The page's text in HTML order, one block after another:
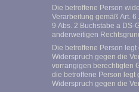
Die betroffene Person
Verarbeitung gemäß Art. 6
9 Abs. 2 Buchstabe a DS-
anderweitigen
Die betroffene Person
Widerspruch gegen die
vorrangigen berechtigten
die betroffene Person legt
Widerspruch gegen die